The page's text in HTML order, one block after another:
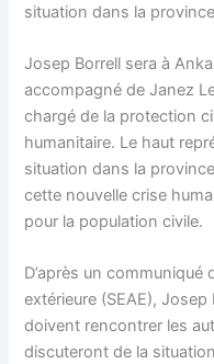
situation dans la
Josep Borrell sera à
accompagné de Janez
chargé de la protection
humanitaire. Le haut
situation dans la
cette nouvelle crise
pour la population civile.
D’après un communiqué
extérieure (SEAE),
doivent rencontrer les
discuteront de la